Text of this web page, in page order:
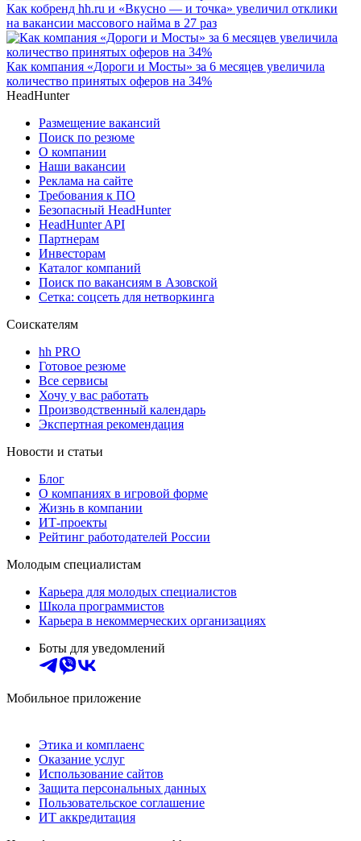
Как кобренд hh.ru и «Вкусно — и точка» увеличил отклики
на вакансии массового найма в 27 раз
Как компания «Дороги и Мосты» за 6 месяцев увеличила
количество принятых оферов на 34%
HeadHunter
Размещение вакансий
Поиск по резюме
О компании
Наши вакансии
Реклама на сайте
Требования к ПО
Безопасный HeadHunter
HeadHunter API
Партнерам
Инвесторам
Каталог компаний
Поиск по вакансиям в Азовской
Сетка: соцсеть для нетворкинга
Соискателям
hh PRO
Готовое резюме
Все сервисы
Хочу у вас работать
Производственный календарь
Экспертная рекомендация
Новости и статьи
Блог
О компаниях в игровой форме
Жизнь в компании
ИТ-проекты
Рейтинг работодателей России
Молодым специалистам
Карьера для молодых специалистов
Школа программистов
Карьера в некоммерческих организациях
Боты для уведомлений
Мобильное приложение
Этика и комплаенс
Оказание услуг
Использование сайтов
Защита персональных данных
Пользовательское соглашение
ИТ аккредитация